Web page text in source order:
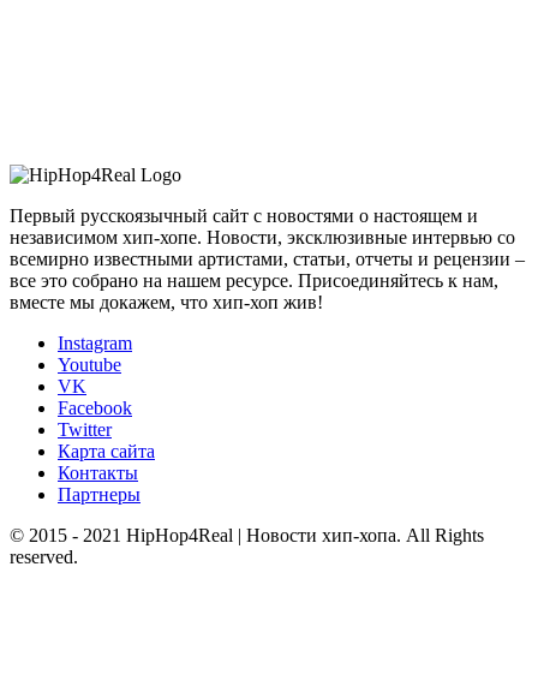
Первый русскоязычный сайт с новостями о настоящем и
независимом хип-хопе. Новости, эксклюзивные интервью со
всемирно известными артистами, статьи, отчеты и рецензии –
все это собрано на нашем ресурсе. Присоединяйтесь к нам,
вместе мы докажем, что хип-хоп жив!
Instagram
Youtube
VK
Facebook
Twitter
Карта сайта
Контакты
Партнеры
© 2015 - 2021 HipHop4Real | Новости хип-хопа. All Rights
reserved.